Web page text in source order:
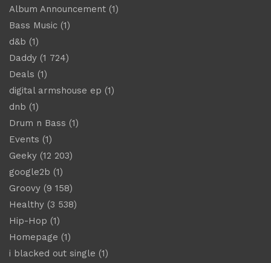
Album Announcement (1)
Bass Music (1)
d&b (1)
Daddy (1 724)
Deals (1)
digital armshouse ep (1)
dnb (1)
Drum n Bass (1)
Events (1)
Geeky (12 203)
google2b (1)
Groovy (9 158)
Healthy (3 538)
Hip-Hop (1)
Homepage (1)
i blacked out single (1)